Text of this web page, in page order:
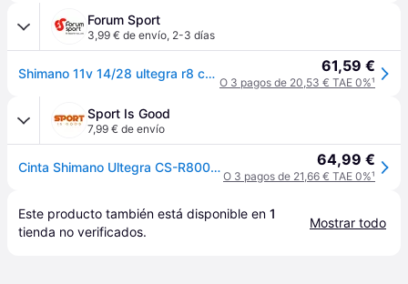
Forum Sport
3,99 € de envío, 2-3 días
Shimano 11v 14/28 ultegra r8 cassette bicicleta carretera - UNICA 61,59 €
O 3 pagos de 20,53 € TAE 0%¹
Sport Is Good
7,99 € de envío
Cinta Shimano Ultegra CS-R8000 11V - Argenté 64,99 €
O 3 pagos de 21,66 € TAE 0%¹
Este producto también está disponible en 1
tienda no verificados.
Mostrar todo